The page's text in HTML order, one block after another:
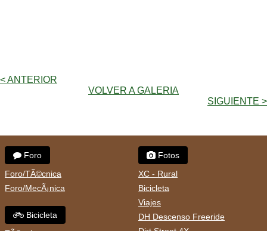
< ANTERIOR
VOLVER A GALERIA
SIGUIENTE >
Foro
Foro/TÃ©cnica
Foro/MecÃ¡nica
Bicicleta
Fotos
XC - Rural
Bicicleta
Viajes
DH Descenso Freeride